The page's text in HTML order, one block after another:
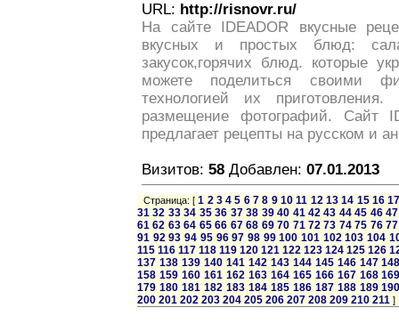
URL: http://risnovr.ru/
На сайте IDEADOR вкусные
вкусных и простых блюд:
закусок,горячих блюд. которые
можете поделиться своими
технологией их
размещение фотографий. Сайт
предлагает рецепты на русском и
Визитов: 58 Добавлен: 07.01.2013
Страница: [1 2 3 4 5 6 7 8 9 10 11 12 13 14 15 16
31 32 33 34 35 36 37 38 39 40 41 42 43 44 45 46 47
61 62 63 64 65 66 67 68 69 70 71 72 73 74 75 76 77
91 92 93 94 95 96 97 98 99 100 101 102 103 104
115 116 117 118 119 120 121 122 123 124 125 126
137 138 139 140 141 142 143 144 145 146 147
158 159 160 161 162 163 164 165 166 167 168
179 180 181 182 183 184 185 186 187 188 189
200 201 202 203 204 205 206 207 208 209 210 211 ]